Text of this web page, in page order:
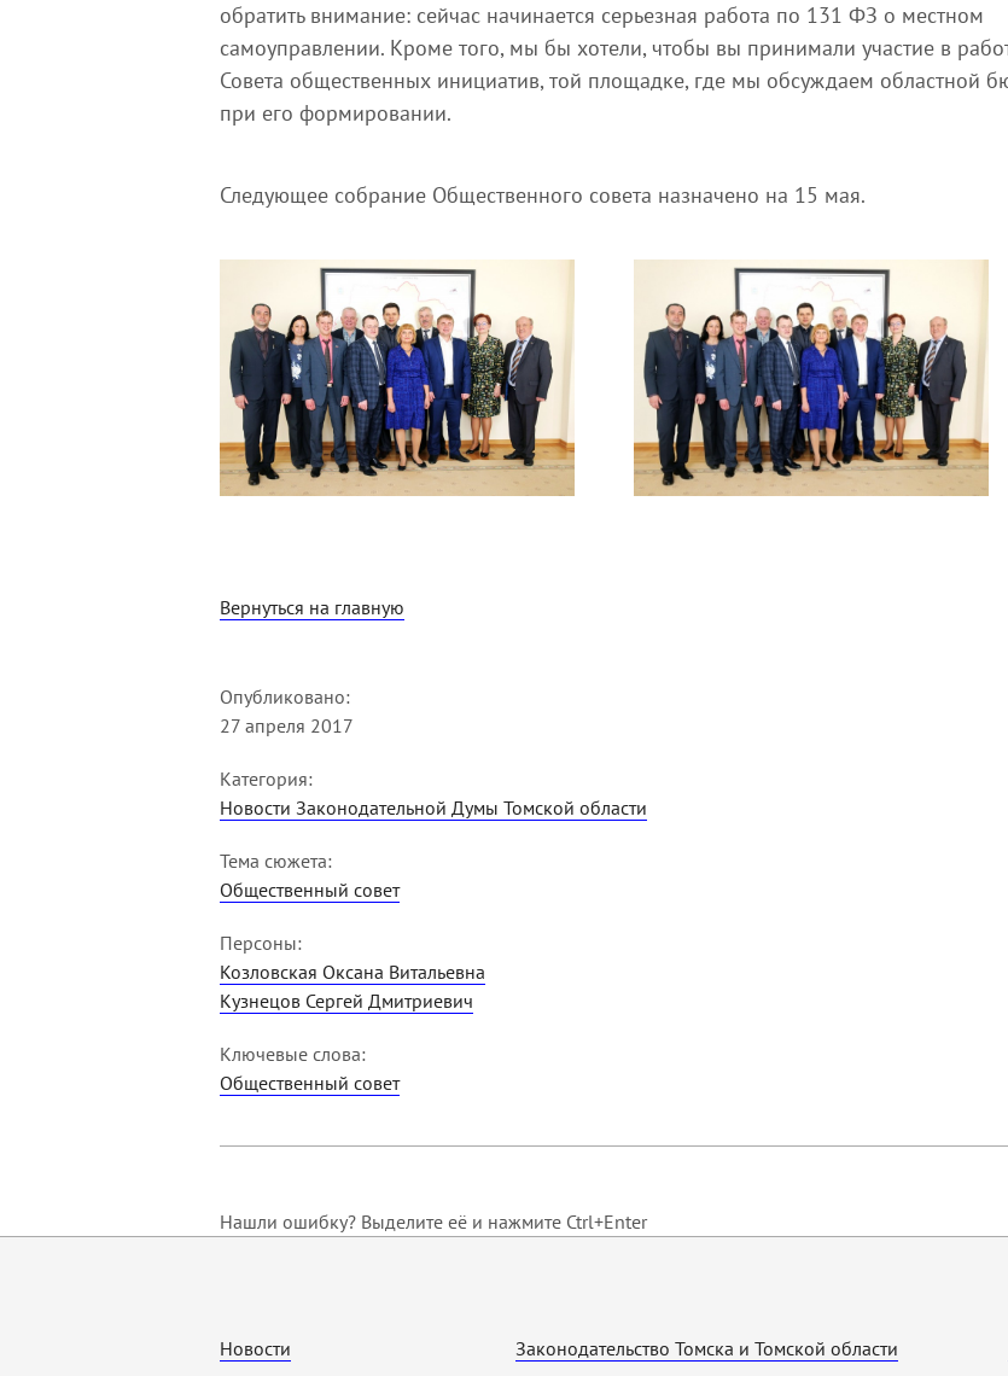
обратить внимание: сейчас начинается серьезная работа по 131 ФЗ о местном
самоуправлении. Кроме того, мы бы хотели, чтобы вы принимали участие в
Совета общественных инициатив, той площадке, где мы обсуждаем областной
при его формировании.
Следующее собрание Общественного совета назначено на 15 мая.
Вернуться на главную
Опубликовано:
27 апреля 2017
Категория:
Новости Законодательной Думы Томской области
Тема сюжета:
Общественный совет
Персоны:
Козловская Оксана Витальевна
Кузнецов Сергей Дмитриевич
Ключевые слова:
Общественный совет
Нашли ошибку? Выделите её и нажмите Ctrl+Enter
Новости Законодательство Томска и Томской области